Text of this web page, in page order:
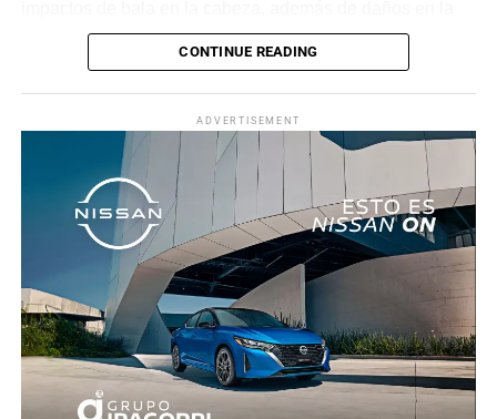
puerta del lado del conductor.
realizaron las diligencias correspondientes y el
levantamiento del cuerpo. Hasta el momento no se
cuenta con información sobre los agresores, y el cadáver
fue trasladado al Servicio Médico Forense en espera de
ser identificado, en tanto continúan las investigaciones.
CONTINUE READING
ADVERTISEMENT